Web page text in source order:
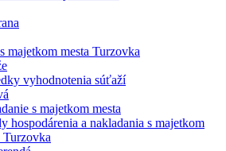
majetkom mesta Turzovka
vyhodnotenia súťaží
s majetkom mesta
hospodárenia a nakladania s majetkom
Turzovka